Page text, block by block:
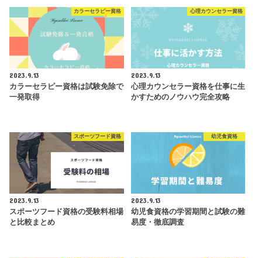
カラーセラピー資格
2023.9.13
カラーセラピー資格は試験免除で
一発取得
心理カウンセラー資格
2023.9.13
心理カウンセラー資格を仕事に生
かすためのノウハウ完全攻略
スポーツフード資格
2023.9.13
スポーツフード資格の受験料相場
と比較まとめ
幼児食資格
2023.9.13
幼児食資格の学習期間と試験の難
易度・徹底調査